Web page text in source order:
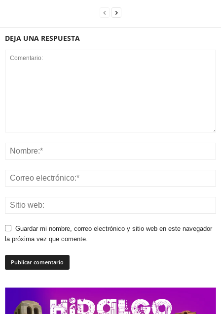
DEJA UNA RESPUESTA
Guardar mi nombre, correo electrónico y sitio web en este navegador
la próxima vez que comente.